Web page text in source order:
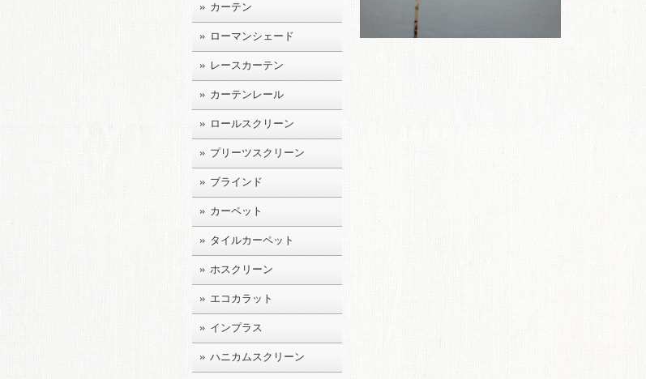
カーテン
ローマンシェード
レースカーテン
カーテンレール
ロールスクリーン
プリーツスクリーン
ブラインド
カーペット
タイルカーペット
ホスクリーン
エコカラット
インプラス
ハニカムスクリーン